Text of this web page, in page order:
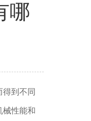
哪
到不同
械性能和